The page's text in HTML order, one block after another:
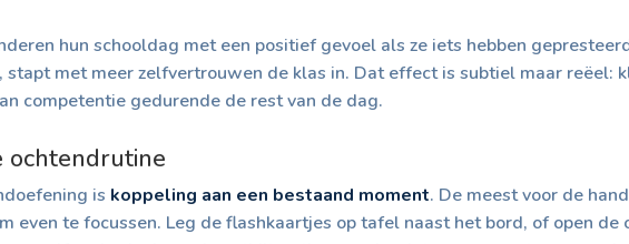
hun schooldag met een positief gevoel als ze iets hebben
met meer zelfvertrouwen de klas in. Dat effect is subtiel maar reëel:
competentie gedurende de rest van de dag.
ochtendrutine
is koppeling aan een bestaand moment. De meest voor de
even te focussen. Leg de flashkaartjes op tafel naast het bord, of open